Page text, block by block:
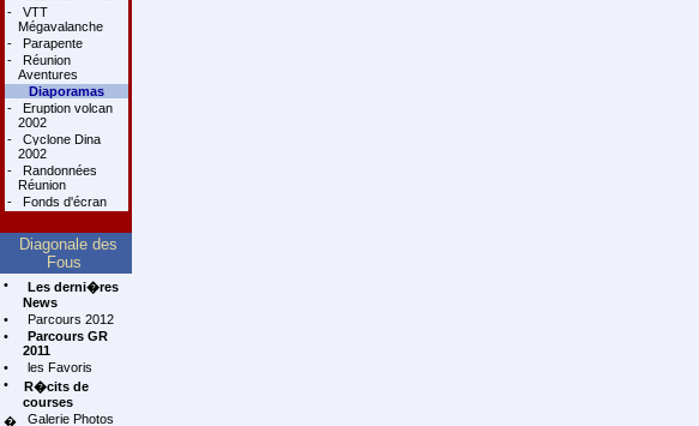
-
VTT
Mégavalanche
-
Parapente
-
Réunion
Aventures
Diaporamas
-
Eruption volcan
2002
-
Cyclone Dina
2002
-
Randonnées
Réunion
-
Fonds d'écran
Diagonale des
Fous
•
Les derni�res
News
•
Parcours 2012
•
Parcours GR
2011
•
les Favoris
•
R�cits de
courses
�
Galerie Photos